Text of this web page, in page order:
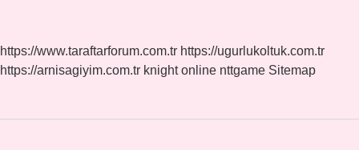
Limandan
Açıkta
https://www.taraftarforum.com.tr https://ugurlukoltuk.com.tr
https://arnisagiyim.com.tr knight online nttgame Sitemap